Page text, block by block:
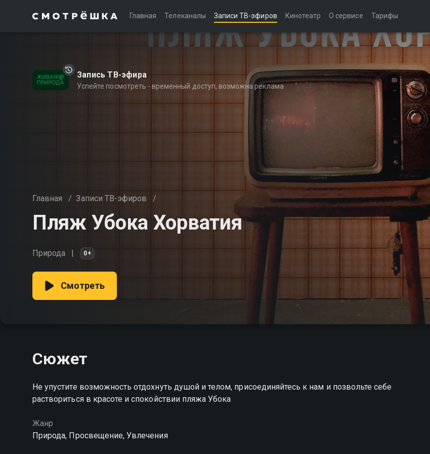
Главная Телеканалы Записи ТВ-эфиров Кинотеатр О сервисе Тарифы
Запись ТВ-эфира
Успейте посмотреть - временный доступ, возможна реклама
Главная / Записи ТВ-эфиров /
Пляж Убока Хорватия
Природа 0+
Смотреть
Сюжет
Не упустите возможность отдохнуть душой и телом, присоединяйтесь к нам и позвольте себе
раствориться в красоте и спокойствии пляжа Убока
Жанр
Природа, Просвещение, Увлечения